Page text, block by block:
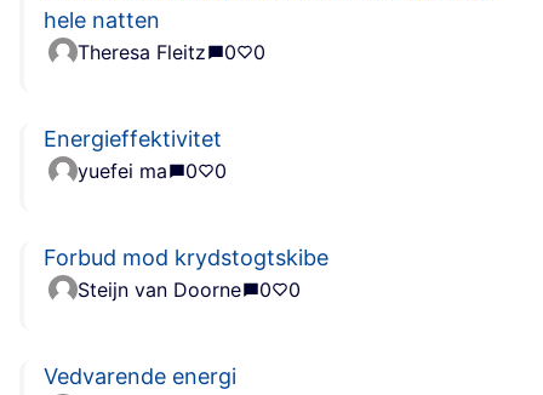
hele natten
Theresa Fleitz 0 0
Energieffektivitet
yuefei ma 0 0
Forbud mod krydstogtskibe
Steijn van Doorne 0 0
Vedvarende energi